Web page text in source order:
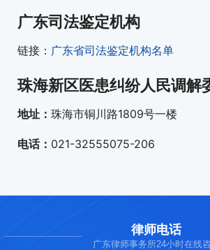
广东司法鉴定机构
链接： 广东省司法鉴定机构名单
珠海新区医患纠纷人民调解
地址： 珠海市铜川路1809号一楼
电话： 021-32555075-206
律师电话
广东律师事务所24小时在线